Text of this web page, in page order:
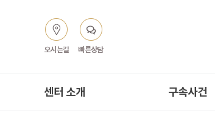
오시는길 빠른상담
센터 소개 구속사건